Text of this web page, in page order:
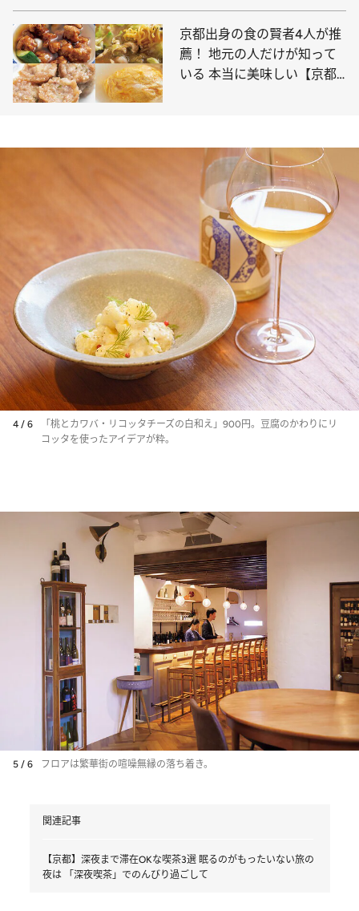
京都出身の食の賢者4人が推
薦！ 地元の人だけが知って
いる 本当に美味しい【京都
4 / 6
「桃とカワバ・リコッタチーズの白和え」900円。豆腐のかわりにリ
コッタを使ったアイデアが粋。
5 / 6 フロアは繁華街の喧噪無縁の落ち着き。
関連記事
【京都】深夜まで滞在OKな喫茶3選 眠るのがもったいない旅の
夜は 「深夜喫茶」でのんびり過ごして